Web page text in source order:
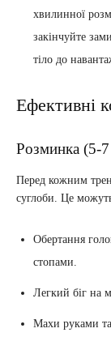
хвилинної
закінчуйте
тіло до
Ефективні
Розминка (5-
Перед кожним
суглоби. Це
Обертання
стопами.
Легкий біг на
Махи руками